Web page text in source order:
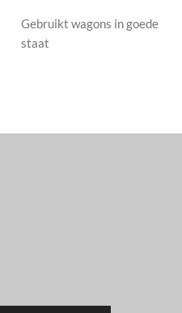
Gebruikt wagons in goede
staat